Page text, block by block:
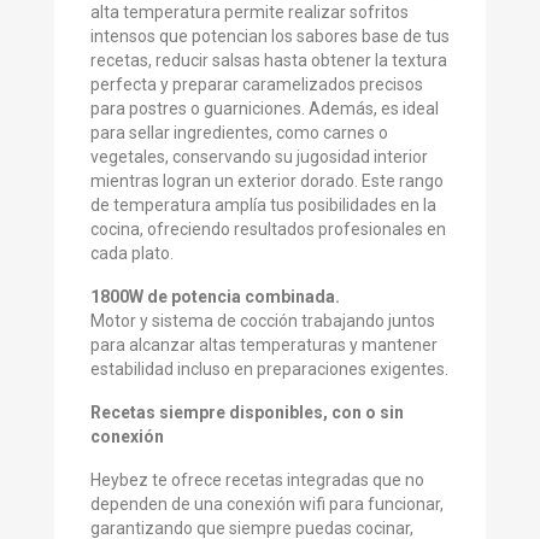
alta temperatura permite realizar sofritos
intensos que potencian los sabores base de tus
recetas, reducir salsas hasta obtener la textura
perfecta y preparar caramelizados precisos
para postres o guarniciones. Además, es ideal
para sellar ingredientes, como carnes o
vegetales, conservando su jugosidad interior
mientras logran un exterior dorado. Este rango
de temperatura amplía tus posibilidades en la
cocina, ofreciendo resultados profesionales en
cada plato.
1800W de potencia combinada.
Motor y sistema de cocción trabajando juntos
para alcanzar altas temperaturas y mantener
estabilidad incluso en preparaciones exigentes.
Recetas siempre disponibles, con o sin
conexión
Heybez te ofrece recetas integradas que no
dependen de una conexión wifi para funcionar,
garantizando que siempre puedas cocinar,